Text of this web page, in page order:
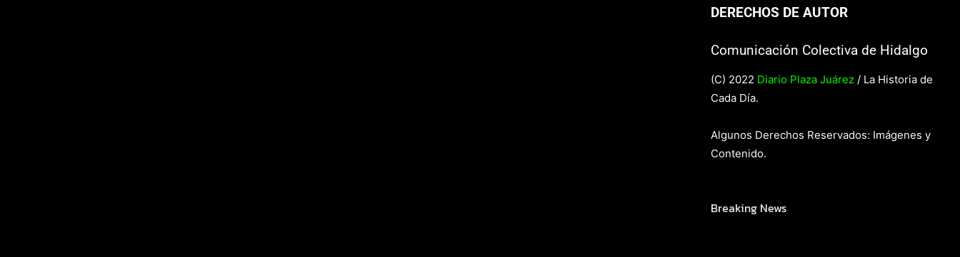
DERECHOS DE AUTOR
Comunicación Colectiva de Hidalgo
(C) 2022 Diario Plaza Juárez / La Historia de
Cada Día.
Algunos Derechos Reservados: Imágenes y
Contenido.
Breaking News